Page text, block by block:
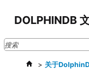
DOLPHINDB
关于